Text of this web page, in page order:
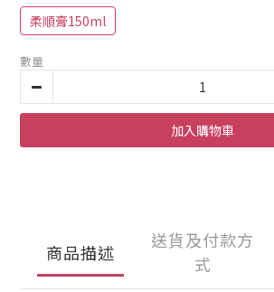
柔順膏150ml
數量
加入購物車
商品描述
送貨及付款方
式